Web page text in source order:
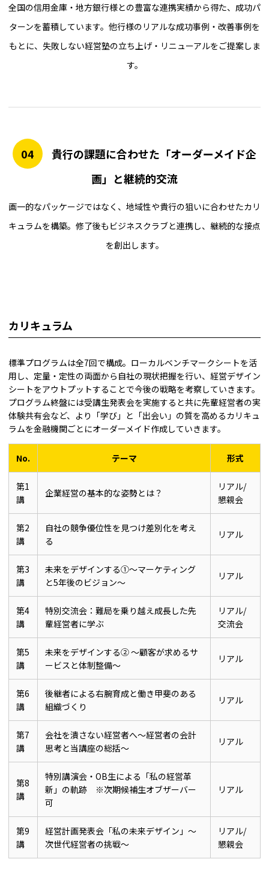
全国の信用金庫・地方銀行様との豊富な連携実績から得た、成功パ
ターンを蓄積しています。他行様のリアルな成功事例・改善事例を
もとに、失敗しない経営塾の立ち上げ・リニューアルをご提案しま
す。
04
貴行の課題に合わせた「オーダーメイド企
画」と継続的交流
画一的なパッケージではなく、地域性や貴行の狙いに合わせたカリ
キュラムを構築。修了後もビジネスクラブと連携し、継続的な接点
を創出します。
カリキュラム
標準プログラムは全7回で構成。ローカルベンチマークシートを活
用し、定量・定性の両面から自社の現状把握を行い、経営デザイン
シートをアウトプットすることで今後の戦略を考察していきます。
プログラム終盤には受講生発表会を実施すると共に先輩経営者の実
体験共有会など、より「学び」と「出会い」の質を高めるカリキュ
ラムを金融機関ごとにオーダーメイド作成していきます。
No. テーマ 形式
第1
講
企業経営の基本的な姿勢とは？
リアル/
懇親会
第2
講
自社の競争優位性を見つけ差別化を考え
る
リアル
第3
講
未来をデザインする①～マーケティング
と5年後のビジョン～
リアル
第4
講
特別交流会：難局を乗り越え成長した先
輩経営者に学ぶ
リアル/
交流会
第5
講
未来をデザインする② ～顧客が求めるサ
ービスと体制整備～
リアル
第6
講
後継者による右腕育成と働き甲斐のある
組織づくり
リアル
第7
講
会社を潰さない経営者へ～経営者の会計
思考と当講座の総括～
リアル
第8
講
特別講演会・OB生による「私の経営革
新」の軌跡 ※次期候補生オブザーバー
可
リアル
第9
講
経営計画発表会「私の未来デザイン」～
次世代経営者の挑戦～
リアル/
懇親会